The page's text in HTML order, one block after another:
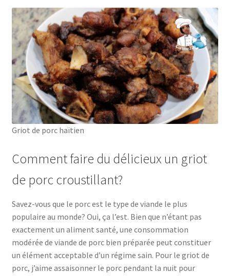
Griot de porc haïtien
Comment faire du délicieux un griot
de porc croustillant?
Savez-vous que le porc est le type de viande le plus
populaire au monde? Oui, ça l’est. Bien que n’étant pas
exactement un aliment santé, une consommation
modérée de viande de porc bien préparée peut constituer
un élément acceptable d’un régime sain. Pour le griot de
porc, j’aime assaisonner le porc pendant la nuit pour